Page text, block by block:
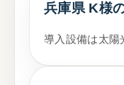
兵庫県 K様
導入設備は太陽